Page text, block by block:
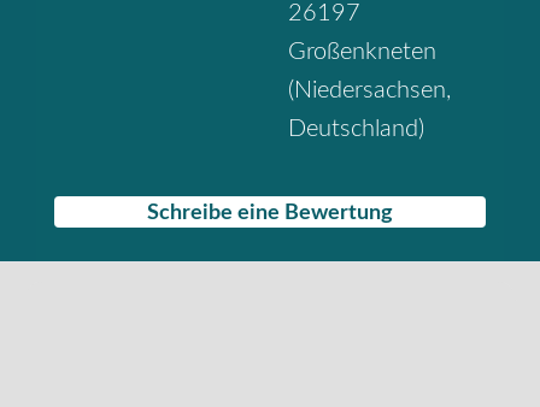
26197
Großenkneten
( Niedersachsen,
Deutschland)
Schreibe eine Bewertung